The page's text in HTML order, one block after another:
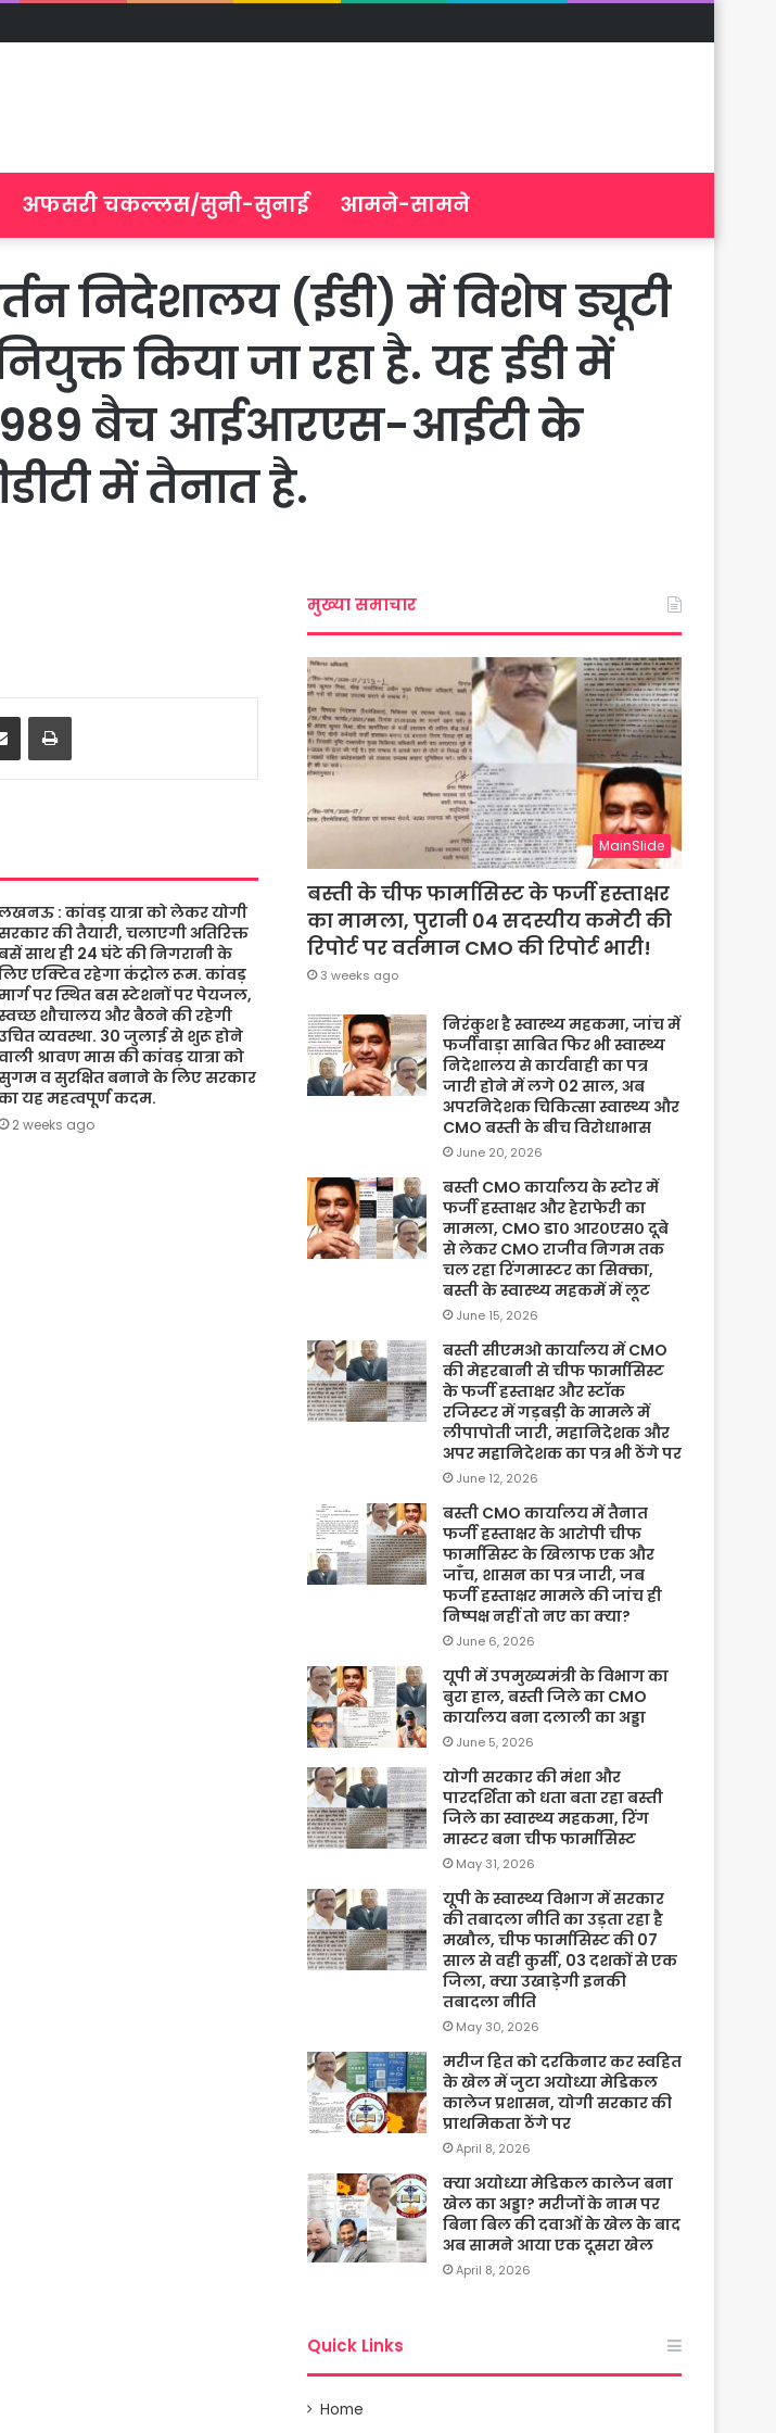
अफसरी चकल्लस/सुनी-सुनाई आमने-सामने
निदेशालय (ईडी) में विशेष ड्यूटी
किया जा रहा है. यह ईडी में
1989 बैच आईआरएस-आईटी के
में तैनात है.
Share via Email Print
: कांवड़ यात्रा को लेकर योगी
की तैयारी, चलाएगी अतिरिक्त
साथ ही 24 घंटे की निगरानी के
एक्टिव रहेगा कंट्रोल रूम. कांवड़
पर स्थित बस स्टेशनों पर पेयजल,
शौचालय और बैठने की रहेगी
व्यवस्था. 30 जुलाई से शुरू होने
श्रावण मास की कांवड़ यात्रा को
व सुरक्षित बनाने के लिए सरकार
यह महत्वपूर्ण कदम.
2 weeks ago
मुख्या समाचार
MainSlide
बस्ती के चीफ फार्मासिस्ट के फर्जी हस्ताक्षर
का मामला, पुरानी 04 सदस्यीय कमेटी की
रिपोर्ट पर वर्तमान CMO की रिपोर्ट भारी!
3 weeks ago
निरंकुश है स्वास्थ्य महकमा, जांच में
फर्जीवाड़ा साबित फिर भी स्वास्थ्य
निदेशालय से कार्यवाही का पत्र
जारी होने में लगे 02 साल, अब
अपरनिदेशक चिकित्सा स्वास्थ्य और
CMO बस्ती के बीच विरोधाभास
June 20, 2026
बस्ती CMO कार्यालय के स्टोर में
फर्जी हस्ताक्षर और हेराफेरी का
मामला, CMO डा० आर०एस० दूबे
से लेकर CMO राजीव निगम तक
चल रहा रिंगमास्टर का सिक्का,
बस्ती के स्वास्थ्य महकमें में लूट
June 15, 2026
बस्ती सीएमओ कार्यालय में CMO
की मेहरबानी से चीफ फार्मासिस्ट
के फर्जी हस्ताक्षर और स्टॉक
रजिस्टर में गड़बड़ी के मामले में
लीपापोती जारी, महानिदेशक और
अपर महानिदेशक का पत्र भी ठेंगे पर
June 12, 2026
बस्ती CMO कार्यालय में तैनात
फर्जी हस्ताक्षर के आरोपी चीफ
फार्मासिस्ट के खिलाफ एक और
जाँच, शासन का पत्र जारी, जब
फर्जी हस्ताक्षर मामले की जांच ही
निष्पक्ष नहीं तो नए का क्या?
June 6, 2026
यूपी में उपमुख्यमंत्री के विभाग का
बुरा हाल, बस्ती जिले का CMO
कार्यालय बना दलाली का अड्डा
June 5, 2026
योगी सरकार की मंशा और
पारदर्शिता को धता बता रहा बस्ती
जिले का स्वास्थ्य महकमा, रिंग
मास्टर बना चीफ फार्मासिस्ट
May 31, 2026
यूपी के स्वास्थ्य विभाग में सरकार
की तबादला नीति का उड़ता रहा है
मखौल, चीफ फार्मासिस्ट की 07
साल से वही कुर्सी, 03 दशकों से एक
जिला, क्या उखाड़ेगी इनकी
तबादला नीति
May 30, 2026
मरीज हित को दरकिनार कर स्वहित
के खेल में जुटा अयोध्या मेडिकल
कालेज प्रशासन, योगी सरकार की
प्राथमिकता ठेंगे पर
April 8, 2026
क्या अयोध्या मेडिकल कालेज बना
खेल का अड्डा? मरीजों के नाम पर
बिना बिल की दवाओं के खेल के बाद
अब सामने आया एक दूसरा खेल
April 8, 2026
Quick Links
Home